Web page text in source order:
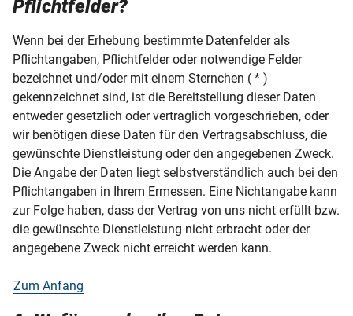
Pflichtfelder?
Wenn bei der Erhebung bestimmte Datenfelder als
Pflichtangaben, Pflichtfelder oder notwendige Felder
bezeichnet und/oder mit einem Sternchen ( * )
gekennzeichnet sind, ist die Bereitstellung dieser Daten
entweder gesetzlich oder vertraglich vorgeschrieben, oder
wir benötigen diese Daten für den Vertragsabschluss, die
gewünschte Dienstleistung oder den angegebenen Zweck.
Die Angabe der Daten liegt selbstverständlich auch bei den
Pflichtangaben in Ihrem Ermessen. Eine Nichtangabe kann
zur Folge haben, dass der Vertrag von uns nicht erfüllt bzw.
die gewünschte Dienstleistung nicht erbracht oder der
angegebene Zweck nicht erreicht werden kann.
Zum Anfang